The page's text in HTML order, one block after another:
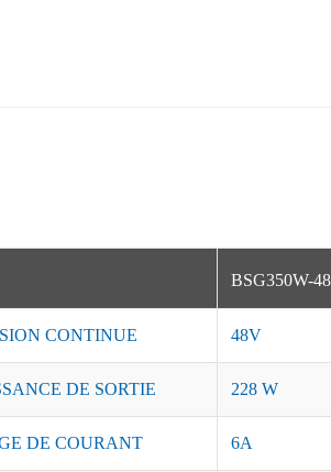
BSG350W-
CONTINUE 48V
DE SORTIE 228 W
DE COURANT 6A